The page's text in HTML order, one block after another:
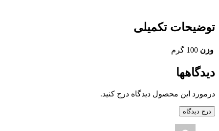
توضیحات تکمیلی
وزن 100 گرم
دیدگاهها
درمورد این محصول دیدگاه درج کنید.
درج دیدگاه